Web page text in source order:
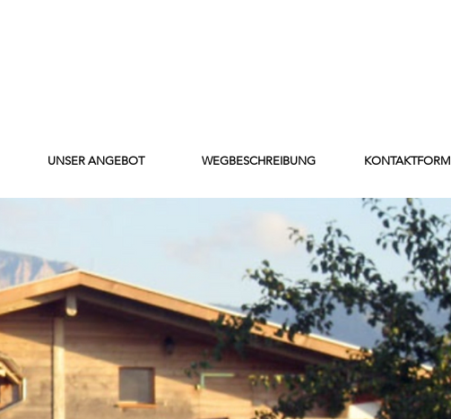
UNSER ANGEBOT WEGBESCHREIBUNG